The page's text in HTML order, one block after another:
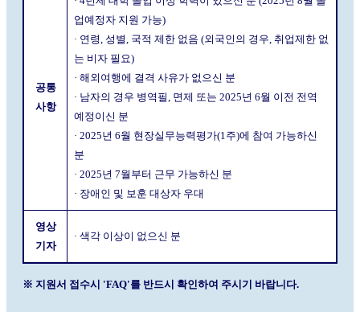
공통
사항
업예정자 지원 가능)
· 연령, 성별, 국적 제한 없음 (외국인의 경우, 취업제한 없
는 비자 필요)
· 해외여행에 결격 사유가 없으신 분
· 남자의 경우 병역필, 면제 또는 2025년 6월 이전 전역
예정이신 분
· 2025년 6월 현장실무능력평가(1주)에 참여 가능하신
분
· 2025년 7월부터 근무 가능하신 분
· 장애인 및 보훈 대상자 우대
영상
기자
· 색각 이상이 없으신 분
※ 지원서 접수시 'FAQ'를 반드시 확인하여 주시기 바랍니다.